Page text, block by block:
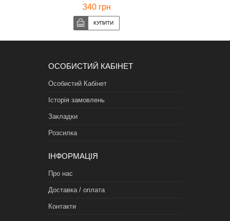
340 грн
ОСОБИСТИЙ КАБІНЕТ
Особистий Кабінет
Історія замовлень
Закладки
Розсилка
ІНФОРМАЦІЯ
Про нас
Доставка / оплата
Контакти